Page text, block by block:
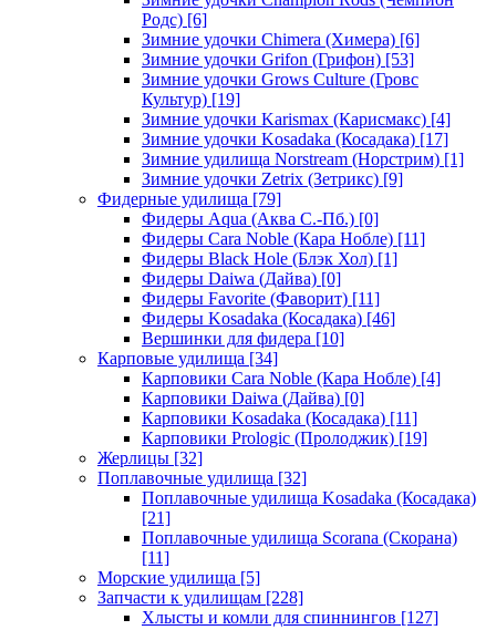
Родс) [6]
Зимние удочки Chimera (Химера) [6]
Зимние удочки Grifon (Грифон) [53]
Зимние удочки Grows Culture (Гровс
Культур) [19]
Зимние удочки Karismax (Карисмакс) [4]
Зимние удочки Kosadaka (Косадака) [17]
Зимние удилища Norstream (Норстрим) [1]
Зимние удочки Zetrix (Зетрикс) [9]
Фидерные удилища [79]
Фидеры Aqua (Аква С.-Пб.) [0]
Фидеры Cara Noble (Кара Нобле) [11]
Фидеры Black Hole (Блэк Хол) [1]
Фидеры Daiwa (Дайва) [0]
Фидеры Favorite (Фаворит) [11]
Фидеры Kosadaka (Косадака) [46]
Вершинки для фидера [10]
Карповые удилища [34]
Карповики Cara Noble (Кара Нобле) [4]
Карповики Daiwa (Дайва) [0]
Карповики Kosadaka (Косадака) [11]
Карповики Prologic (Пролоджик) [19]
Жерлицы [32]
Поплавочные удилища [32]
Поплавочные удилища Kosadaka (Косадака)
[21]
Поплавочные удилища Scorana (Скорана)
[11]
Морские удилища [5]
Запчасти к удилищам [228]
Хлысты и комли для спиннингов [127]